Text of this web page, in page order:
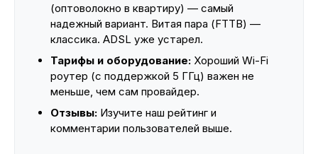
(оптоволокно в квартиру) — самый
надежный вариант. Витая пара (FTTB) —
классика. ADSL уже устарел.
Тарифы и оборудование: Хороший Wi-Fi
роутер (с поддержкой 5 ГГц) важен не
меньше, чем сам провайдер.
Отзывы: Изучите наш рейтинг и
комментарии пользователей выше.